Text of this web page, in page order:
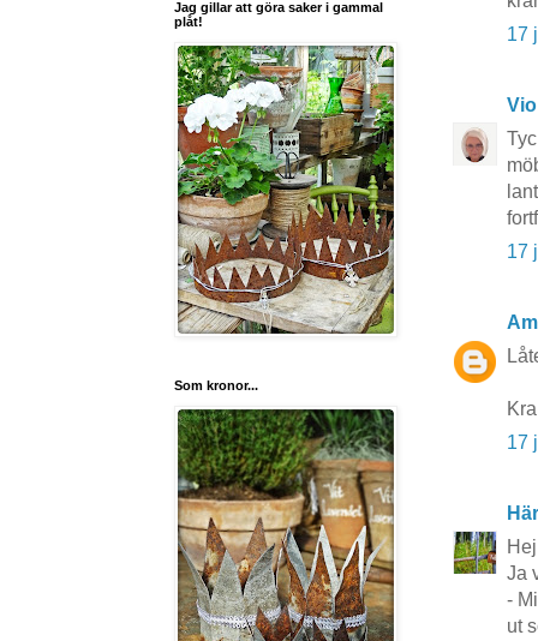
17
17
17
Ja
-
ut
Jag gillar att göra saker i gammal
plåt!
Som kronor...